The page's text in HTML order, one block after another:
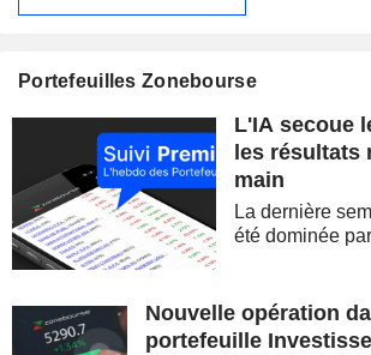
Portefeuilles Zonebourse
L'IA secoue
les résultats
main
La dernière
été dominée
semi-
inquiétudes sur
Nouvelle opération
portefeuille